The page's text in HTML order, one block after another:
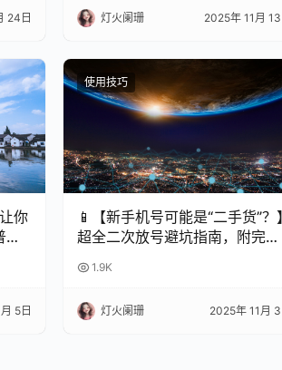
24日 灯火阑珊 2025年 11月
你
5日
使用技巧
📱【新手机号可能是“二手货”？
超全二次放号避坑指南，附完美
1.9K
灯火阑珊 2025年 11月